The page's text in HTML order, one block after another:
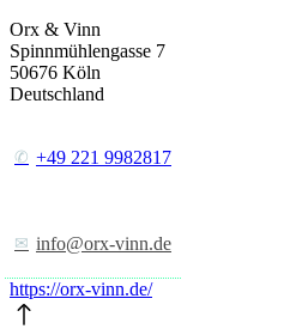
Orx & Vinn
Spinnmühlengasse 7
50676 Köln
Deutschland
+49 221 9982817
info@orx-vinn.de
https://orx-vinn.de/